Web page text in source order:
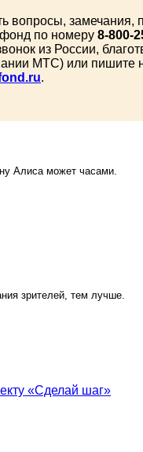
вопросы, замечания,
по номеру 8-800-
из России,
МТС) или пишите
.
Алиса может часами.
зрителей, тем лучше.
«Сделай шаг»